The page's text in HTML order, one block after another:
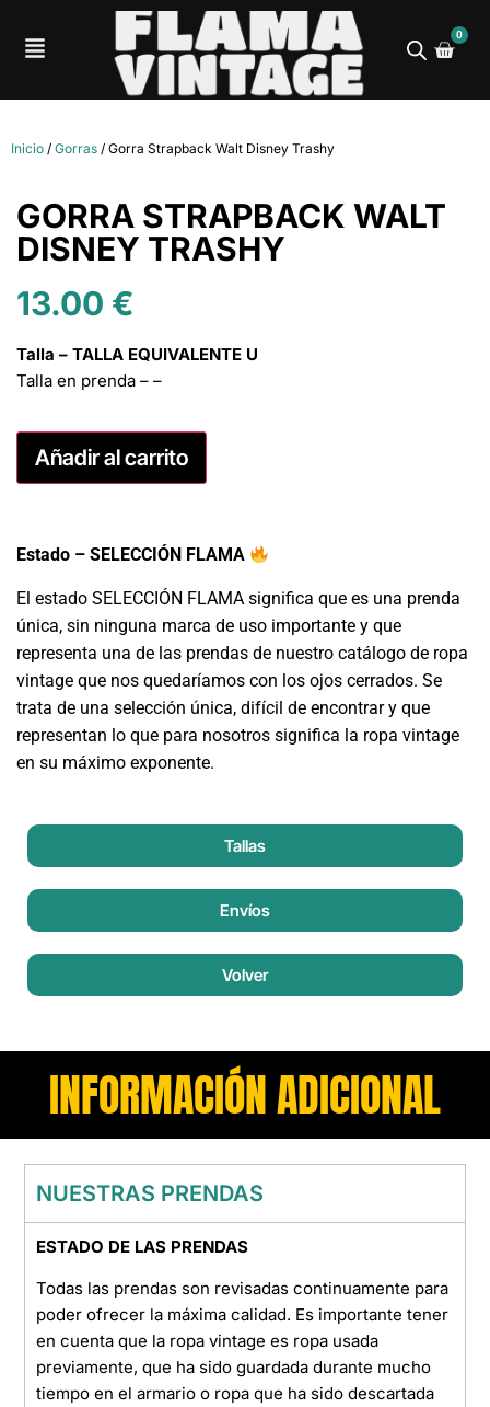
0
Inicio / Gorras / Gorra Strapback Walt Disney Trashy
GORRA STRAPBACK WALT
DISNEY TRASHY
13.00 €
Talla – TALLA EQUIVALENTE U
Talla en prenda – –
Añadir al carrito
Estado – SELECCIÓN FLAMA
El estado SELECCIÓN FLAMA significa que es una prenda
única, sin ninguna marca de uso importante y que
representa una de las prendas de nuestro catálogo de ropa
vintage que nos quedaríamos con los ojos cerrados. Se
trata de una selección única, difícil de encontrar y que
representan lo que para nosotros significa la ropa vintage
en su máximo exponente.
Tallas
Envíos
Volver
INFORMACIÓN ADICIONAL
NUESTRAS PRENDAS
ESTADO DE LAS PRENDAS
Todas las prendas son revisadas continuamente para
poder ofrecer la máxima calidad. Es importante tener
en cuenta que la ropa vintage es ropa usada
previamente, que ha sido guardada durante mucho
tiempo en el armario o ropa que ha sido descartada